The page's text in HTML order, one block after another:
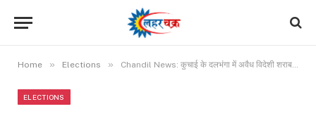
Home » Elections » Chandil News: कुचाई के दलभंगा में अवैध विदेशी शराब के साथ महिला गिरफ्तार, किराये के घर में रखी थी विदेशी शराब
ELECTIONS